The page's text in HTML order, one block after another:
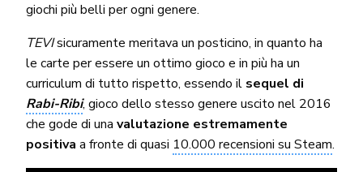
giochi più belli per ogni genere.
TEVIsicuramente meritava un posticino, in quanto ha
le carte per essere un ottimo gioco e in più ha un
curriculum di tutto rispetto, essendo il sequel di
Rabi-Ribi, gioco dello stesso genere uscito nel 2016
che gode di unavalutazione estremamente
positiva a fronte di quasi 10.000 recensioni su Steam.